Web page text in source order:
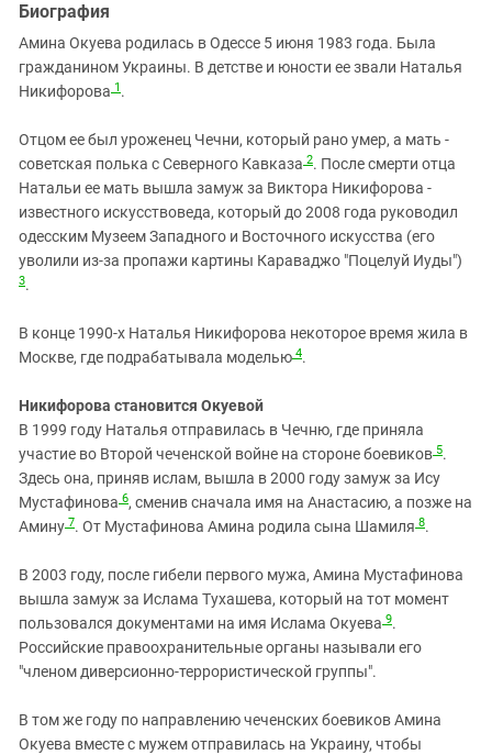
Биография
Амина Окуева родилась в Одессе 5 июня 1983 года. Была
гражданином Украины. В детстве и юности ее звали Наталья
Никифорова 1 .
Отцом ее был уроженец Чечни, который рано умер, а мать -
советская полька с Северного Кавказа 2. После смерти отца
Натальи ее мать вышла замуж за Виктора Никифорова -
известного искусствоведа, который до 2008 года руководил
одесским Музеем Западного и Восточного искусства (его
уволили из-за пропажи картины Караваджо "Поцелуй Иуды")
3.
В конце 1990-х Наталья Никифорова некоторое время жила в
Москве, где подрабатывала моделью 4.
Никифорова становится Окуевой
В 1999 году Наталья отправилась в Чечню, где приняла
участие во Второй чеченской войне на стороне боевиков 5.
Здесь она, приняв ислам, вышла в 2000 году замуж за Ису
Мустафинова 6, сменив сначала имя на Анастасию, а позже на
Амину 7. От Мустафинова Амина родила сына Шамиля 8.
В 2003 году, после гибели первого мужа, Амина Мустафинова
вышла замуж за Ислама Тухашева, который на тот момент
пользовался документами на имя Ислама Окуева 9.
Российские правоохранительные органы называли его
"членом диверсионно-террористической группы".
В том же году по направлению чеченских боевиков Амина
Окуева вместе с мужем отправилась на Украину, чтобы